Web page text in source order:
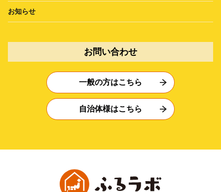
お知らせ
お問い合わせ
一般の方はこちら
自治体様はこちら